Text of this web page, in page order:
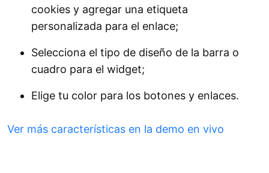
cookies y agregar una etiqueta
personalizada para el enlace;
Selecciona el tipo de diseño de la barra o
cuadro para el widget;
Elige tu color para los botones y enlaces.
Ver más características en la demo en vivo